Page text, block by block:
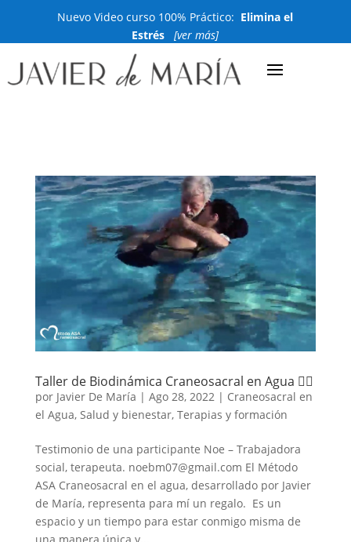
Nuevo Video curso 100% Práctico: Elimina el
Estrés
[ver más]
Taller de Biodinámica Craneosacral en Agua 🧜‍♀️
por Javier De María | Ago 28, 2022| Craneosacral en
el Agua, Salud y bienestar, Terapias y formación
Testimonio de una participante Noe – Trabajadora
social, terapeuta. noebm07@gmail.com El Método
ASA Craneosacral en el agua, desarrollado por Javier
de María, representa para mí un regalo. Es un
espacio y un tiempo para estar conmigo misma de